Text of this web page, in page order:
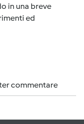
in una breve
ed
commentare